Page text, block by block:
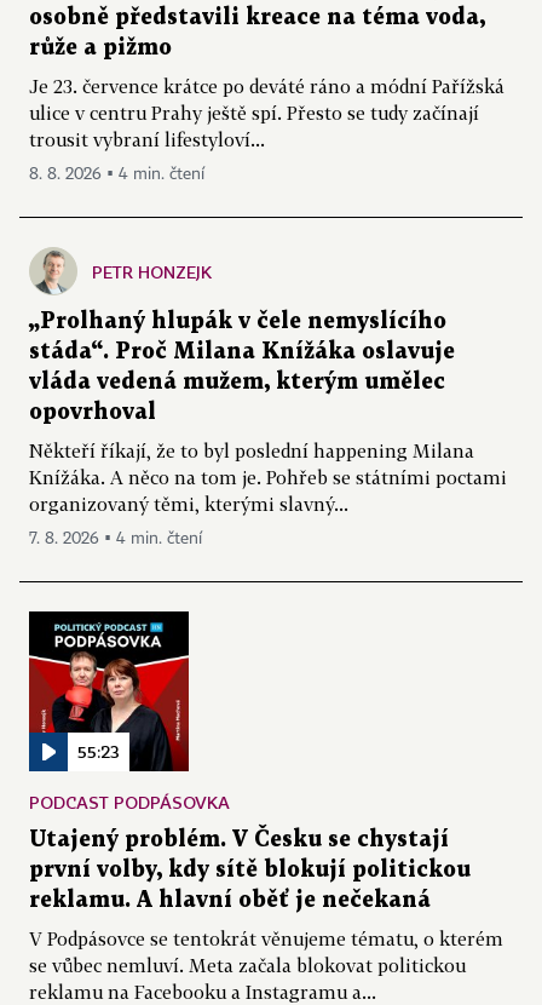
osobně představili kreace na téma voda,
růže a pižmo
Je 23. července krátce po deváté ráno a módní Pařížská
ulice v centru Prahy ještě spí. Přesto se tudy začínají
trousit vybraní lifestyloví...
8. 8. 2026 ▪ 4 min. čtení
PETR HONZEJK
„Prolhaný hlupák v čele nemyslícího
stáda“. Proč Milana Knížáka oslavuje
vláda vedená mužem, kterým umělec
opovrhoval
Někteří říkají, že to byl poslední happening Milana
Knížáka. A něco na tom je. Pohřeb se státními poctami
organizovaný těmi, kterými slavný...
7. 8. 2026 ▪ 4 min. čtení
55:23
PODCAST PODPÁSOVKA
Utajený problém. V Česku se chystají
první volby, kdy sítě blokují politickou
reklamu. A hlavní oběť je nečekaná
V Podpásovce se tentokrát věnujeme tématu, o kterém
se vůbec nemluví. Meta začala blokovat politickou
reklamu na Facebooku a Instagramu a...